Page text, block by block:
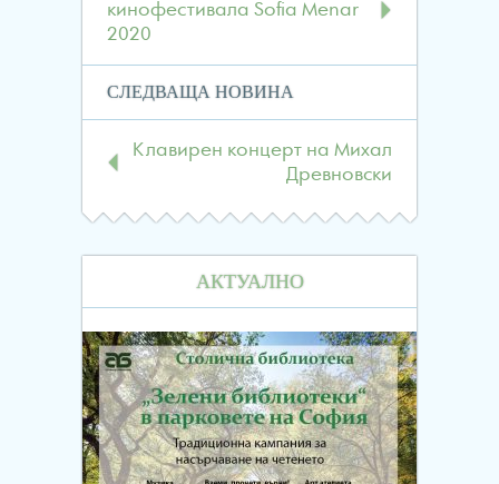
кинофестивала Sofia Menar
2020
СЛЕДВАЩА НОВИНА
Клавирен концерт на Михал
Древновски
АКТУАЛНО